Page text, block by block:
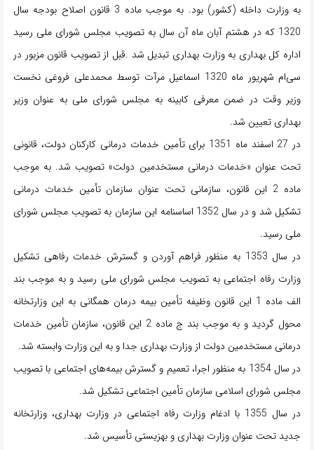
به وزارت داخله (کشور) بود. به موجب ماده 3 قانون اصلاح بودجه سال
1320 که در هشتم آبان ماه آن سال به تصویب مجلس شورای ملی رسید
اداره کل بهداری به وزارت بهداری تبدیل شد .قبل از تصویب قانون مزبور در
سی‌ام شهریور ماه 1320 اسماعیل مرآت توسط محمدعلی فروغی نخست
وزیر وقت در ضمن معرفی کابینه به مجلس شورای ملی به عنوان وزیر
بهداری تعیین شد.
در 27 اسفند ماه 1351 برای تأمین خدمات درمانی کارکنان دولت، قانونی
تحت عنوان «خدمات درمانی مستخدمین دولت» تصویب شد. به موجب
ماده 2 این قانون، سازمانی تحت عنوان سازمان تأمین خدمات درمانی
تشکیل شد و در سال 1352 اساسنامه این سازمان به تصویب مجلس شورای
ملی رسید.
در سال 1353 به منظور فراهم آوردن و گسترش خدمات رفاهی تشکیل
وزارت رفاه اجتماعی به تصویب مجلس شورای ملی رسید و به موجب بند
الف ماده 1 این قانون وظیفه تأمین بیمه درمان همگانی به این وزارتخانه
محول گردید و به موجب بند ج ماده 2 این قانون، سازمان تأمین خدمات
درمانی مستخدمین دولت از وزارت بهداری جدا و به این وزارت وابسته شد.
در سال 1354 به منظور اجرا، تعمیم و گسترش بیمه‌های اجتماعی با تصویب
مجلس شورای اسلامی سازمان تأمین اجتماعی تشکیل شد.
در سال 1355 با ادغام وزارت رفاه اجتماعی در وزارت بهداری، وزارتخانه
جدید تحت عنوان وزارت بهداری و بهزیستی تأسیس شد.